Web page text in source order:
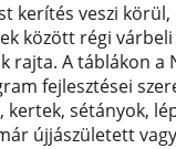
kerítés veszi körül,
között régi
rajta. A táblákon a
fejlesztései
sétányok,
újjászületett